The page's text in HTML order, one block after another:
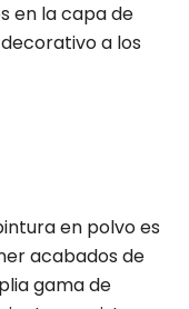
en la capa de
a los
en polvo es
acabados de
gama de